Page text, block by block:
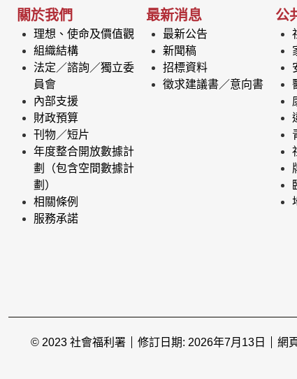
關於我們
理想、使命及價值觀
組織結構
法定／諮詢／獨立委
員會
內部支援
財政預算
刊物／短片
年度整合開放數據計
劃（包含空間數據計
劃）
相關條例
服務承諾
最新消息
最新公告
新聞稿
招標資料
徵求建議書／意向書
公
© 2023 社會福利署 修訂日期: 2026年7月13日 網